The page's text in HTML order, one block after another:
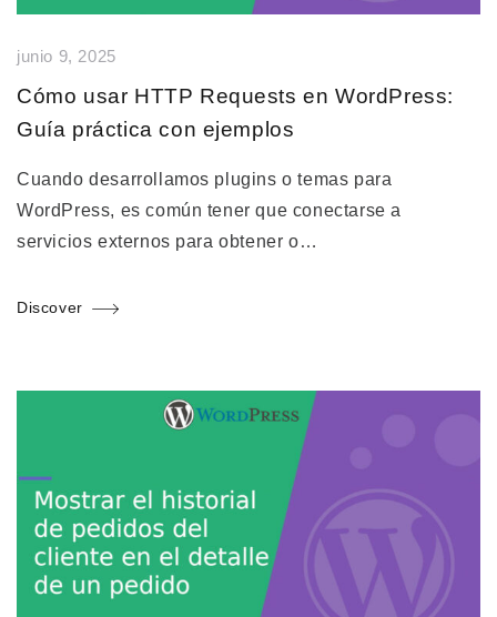
junio 9, 2025
Cómo usar HTTP Requests en WordPress:
Guía práctica con ejemplos
Cuando desarrollamos plugins o temas para
WordPress, es común tener que conectarse a
servicios externos para obtener o…
Discover